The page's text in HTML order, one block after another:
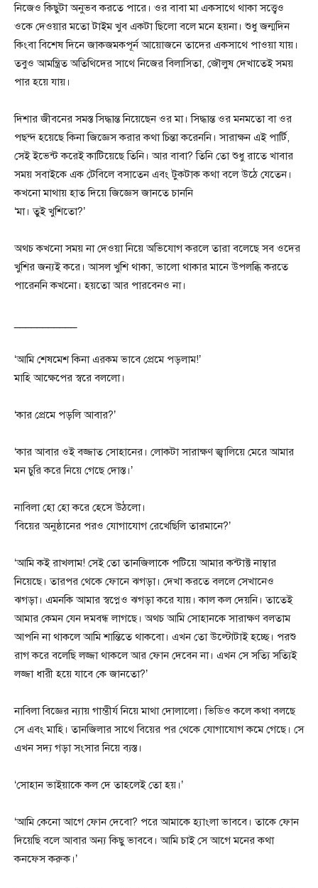
নিজেও কিছুটা অনুভব করতে পারে। ওর বাবা মা একসাথে থাকা সত্ত্বেও
ওকে দেওয়ার মতো টাইম খুব একটা ছিলো বলে মনে হয়না। শুধু জন্মদিন
কিংবা বিশেষ দিনে জাকজমকপূর্ন আয়োজনে তাদের একসাথে পাওয়া যায়।
তবুও আমন্ত্রিত অতিথিদের সাথে নিজের বিলাসিতা, জৌলুষ দেখাতেই সময়
পার হয়ে যায়।
দিশার জীবনের সমস্ত সিদ্ধান্ত নিয়েছেন ওর মা। সিদ্ধান্ত ওর মনমতো বা ওর
পছন্দ হয়েছে কিনা জিজ্ঞেস করার কথা চিন্তা করেননি। সারাক্ষন এই পার্টি,
সেই ইভেন্ট করেই কাটিয়েছে তিনি। আর বাবা? তিনি তো শুধু রাতে খাবার
সময় সবাইকে এক টেবিলে বসাতেন এবং টুকটাক কথা বলে উঠে যেতেন।
কখনো মাথায় হাত দিয়ে জিজ্ঞেস জানতে চাননি
‘মা। তুই খুশিতো?’
অথচ কখনো সময় না দেওয়া নিয়ে অভিযোগ করলে তারা বলেছে সব ওদের
খুশির জন্যই করে। আসল খুশি থাকা, ভালো থাকার মানে উপলব্ধি করতে
পারেননি কখনো। হয়তো আর পারবেনও না।
‘আমি শেষমেশ কিনা এরকম ভাবে প্রেমে পড়লাম!’
মাহি আক্ষেপের স্বরে বললো।
‘কার প্রেমে পড়লি আবার?’
‘কার আবার ওই বজ্জাত সোহানের। লোকটা সারাক্ষণ জ্বালিয়ে মেরে আমার
মন চুরি করে নিয়ে গেছে দোস্ত।’
নাবিলা হো হো করে হেসে উঠলো।
‘বিয়ের অনুষ্ঠানের পরও যোগাযোগ রেখেছিলি তারমানে?’
‘আমি কই রাখলাম! সেই তো তানজিলাকে পটিয়ে আমার কন্টাক্ট নাম্বার
নিয়েছে। তারপর থেকে ফোনে ঝগড়া। দেখা করতে বললে সেখানেও
ঝগড়া। এমনকি আমার স্বপ্নেও ঝগড়া করে যায়। কাল কল দেয়নি। তাতেই
আমার কেমন যেন দমবন্ধ লাগছে। অথচ আমি সোহানকে সারাক্ষণ বলতাম
আপনি না থাকলে আমি শান্তিতে থাকবো। এখন তো উল্টোটাই হচ্ছে। পরশু
রাগ করে বলেছি লজ্জা থাকলে আর ফোন দেবেন না। এখন সে সত্যি সত্যিই
লজ্জা ধারী হয়ে যাবে কে জানতো?’
নাবিলা বিজ্ঞের ন্যায় গাম্ভীর্য নিয়ে মাথা দোলালো। ভিডিও কলে কথা বলছে
সে এবং মাহি। তানজিলার সাথে বিয়ের পর থেকে যোগাযোগ কমে গেছে। সে
এখন সদ্য গড়া সংসার নিয়ে ব্যস্ত।
‘সোহান ভাইয়াকে কল দে তাহলেই তো হয়।’
‘আমি কেনো আগে ফোন দেবো? পরে আমাকে হ্যাংলা ভাববে। তাকে ফোন
দিয়েছি বলে আবার অন্য কিছু ভাববে। আমি চাই সে আগে মনের কথা
কনফেস করুক।’